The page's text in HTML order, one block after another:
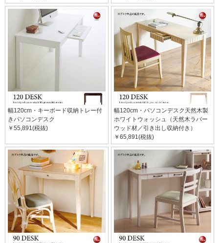
幅120cm・キーボード収納トレー付
きパソコンデスク
￥55,891(税抜)
幅120cm・パソコンデスク天然木製
ホワイトウォッシュ（天然木ラバー
ウッド材／引き出し収納付き）
￥65,891(税抜)